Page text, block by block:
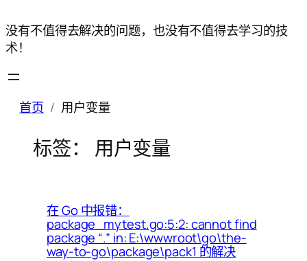
没有不值得去解决的问题，也没有不值得去学习的技
术！
首页 用户变量
标签： 用户变量
在 Go 中报错：
package_mytest.go:5:2: cannot find
package “.” in: E:\wwwroot\go\the-
way-to-go\package\pack1 的解决